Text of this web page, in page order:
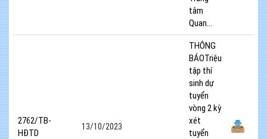
tâm
Quan...
2762/TB-
HĐTD
13/10/2023
THÔNG
BÁOTriệu
tập thí
sinh dự
tuyển
vòng 2 kỳ
xét
tuyển